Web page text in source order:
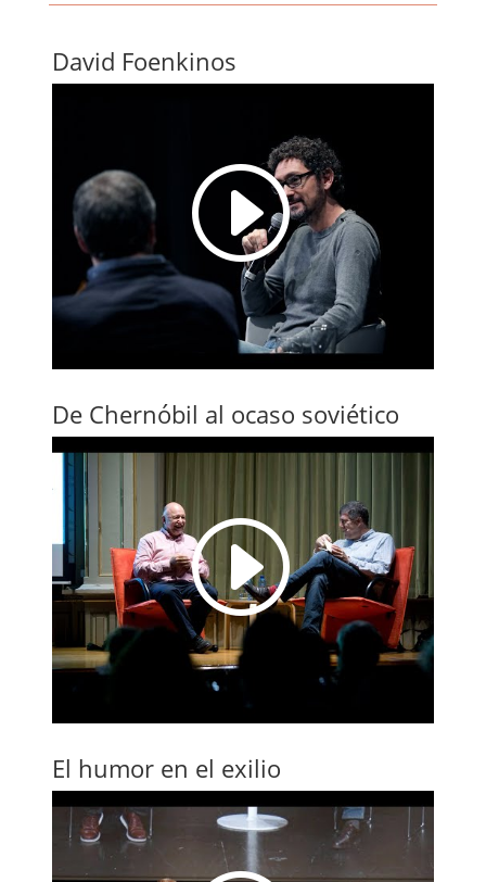
David Foenkinos
I
De Chernóbil al ocaso soviético
I
El humor en el exilio